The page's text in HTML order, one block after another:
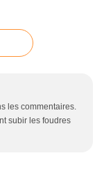
les commentaires.
subir les foudres